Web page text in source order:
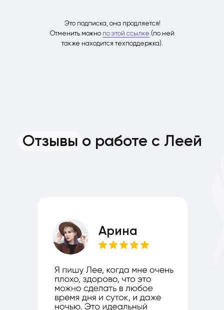
Это подписка, она продляется!
Отменить можно по этой ссылке (по ней
также находится техподдержка).
Отзывы о работе с Леей
Арина